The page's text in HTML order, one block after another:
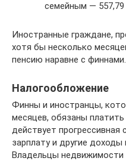
семейным — 557,79
Иностранные граждане,
хотя бы несколько
пенсию наравне с финнами.
Налогообложение
Финны и иностранцы,
месяцев, обязаны
действует
зарплату и другие
Владельцы недвижимости